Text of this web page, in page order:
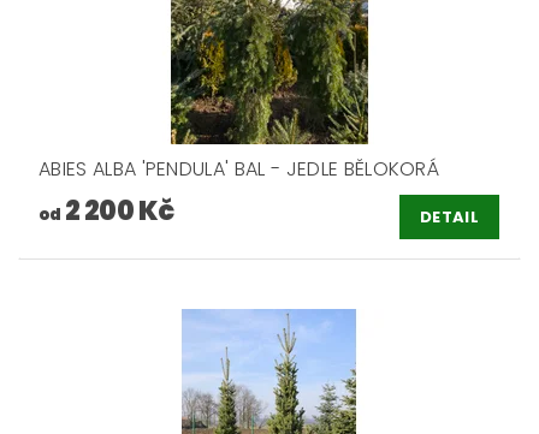
ABIES ALBA 'PENDULA' BAL - JEDLE BĚLOKORÁ
od 2 200 Kč DETAIL